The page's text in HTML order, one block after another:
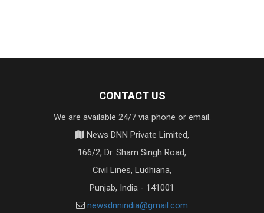
CONTACT US
We are available 24/7 via phone or email.
News DNN Private Limited,
166/2, Dr. Sham Singh Road,
Civil Lines, Ludhiana,
Punjab, India - 141001
newsdnnindia@gmail.com